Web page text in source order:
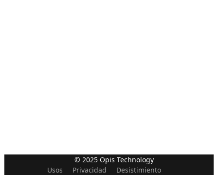
© 2025 Opis Technology
Usos
Privacidad Desistimiento